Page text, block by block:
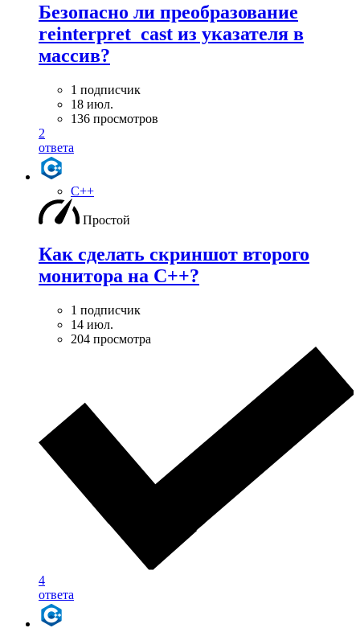
Безопасно ли преобразование
reinterpret_cast из указателя в
массив?
1 подписчик
18 июл.
136 просмотров
2
ответа
C++
Простой
Как сделать скриншот второго
монитора на С++?
1 подписчик
14 июл.
204 просмотра
4
ответа